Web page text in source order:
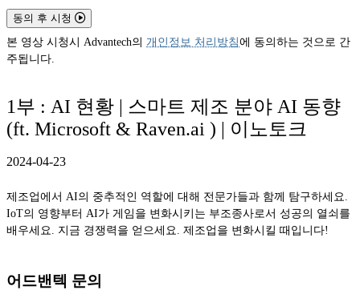
동의 후 시청
본 영상 시청시 Advantech의 개인정보 처리방침에 동의하는 것으로 간
주됩니다.
1부 : AI 현황 | 스마트 제조 분야 AI 동향
(ft. Microsoft & Raven.ai ) | 이노토크
2024-04-23
제조업에서 AI의 중추적인 역할에 대해 전문가들과 함께 탐구하세요.
IoT의 영향부터 AI가 게임을 변화시키는 부조종사로서 성공의 열쇠를
배우세요. 지금 경쟁력을 얻으세요. 제조업을 변화시킬 때입니다!
어드밴텍 문의